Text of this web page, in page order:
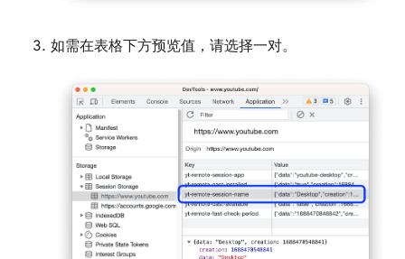
如需在表格下方预览值，请选择一对。